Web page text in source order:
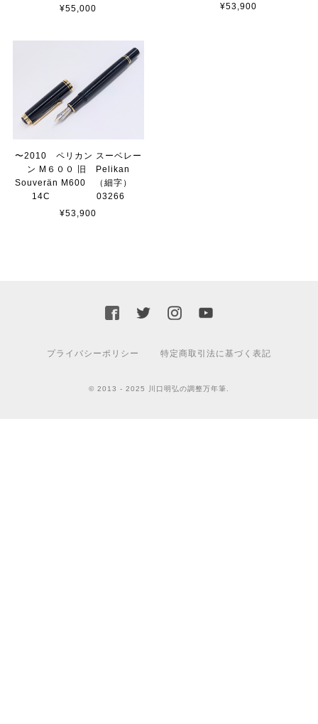
¥55,000
¥53,900
〜2010 ペリカン スーベレー
ン M６００ 旧 Pelikan
Souverän M600 （細字）
14C 03266
¥53,900
プライバシーポリシー 特定商取引法に基づく表記
© 2013 - 2025 川口明弘の調整万年筆.